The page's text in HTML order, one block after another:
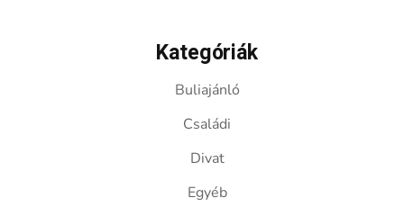
Kategóriák
Buliajánló
Családi
Divat
Egyéb